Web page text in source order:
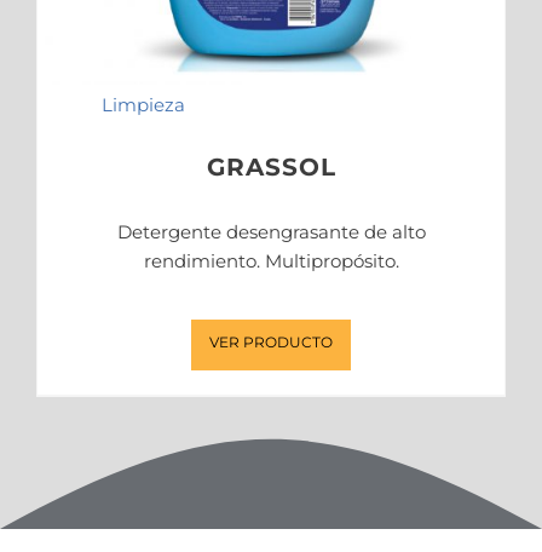
Limpieza
GRASSOL
Detergente desengrasante de alto
rendimiento. Multipropósito.
VER PRODUCTO